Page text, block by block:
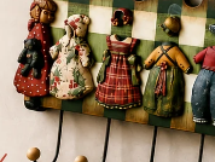
₺172,00
Renk